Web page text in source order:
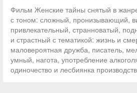
Фильм Женские тайны снятый в
с тоном: сложный, пронизывающий,
привлекательный, странноватый,
и страстный с тематикой: жизнь и
маловероятная дружба, писатель,
умный, нагота, употребление
одиночество и лесбиянка